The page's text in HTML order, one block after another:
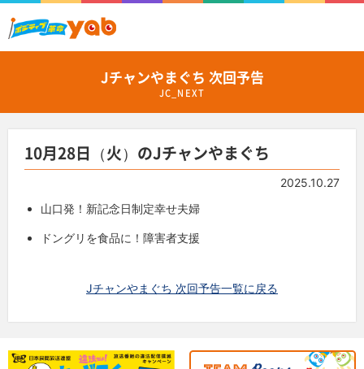
Jチャンやまぐち 次回予告
JC_NEXT
10月28日（火）のJチャンやまぐち
2025.10.27
山口発！ 新記念日制定幸せ夫婦
ドングリ を食品に！ 障害者支援
Jチャンやまぐち 次回予告一覧に戻る